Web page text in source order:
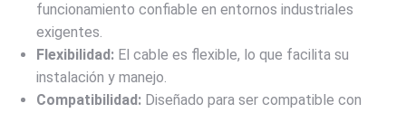
funcionamiento confiable en entornos industriales
exigentes.
Flexibilidad: El cable es flexible, lo que facilita su
instalación y manejo.
Compatibilidad: Diseñado para ser compatible con